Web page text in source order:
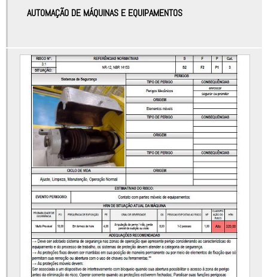
Automação robótica de processos
Automatização de máquinas
Automatização de processos industriais
Automatização robótica
Certificado de conformidade máquinas
Consultoria nr12
Desenvolvimento de máquinas
Desenvolvimento de máquinas ecoeficientes
Desenvolvimento de máquinas industriais
Desenvolvimento de máquinas simples
Empresa de adequação nr12
Empresa de automação industrial
AUTOMAÇÃO DE MÁQUINAS E EQUIPAMENTOS